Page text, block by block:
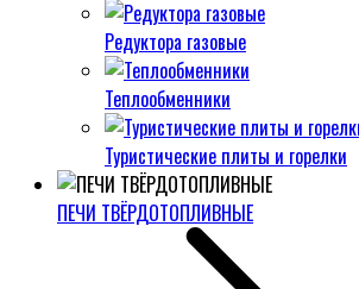
Редуктора газовые
Теплообменники
Туристические плиты и горелки
ПЕЧИ ТВЁРДОТОПЛИВНЫЕ